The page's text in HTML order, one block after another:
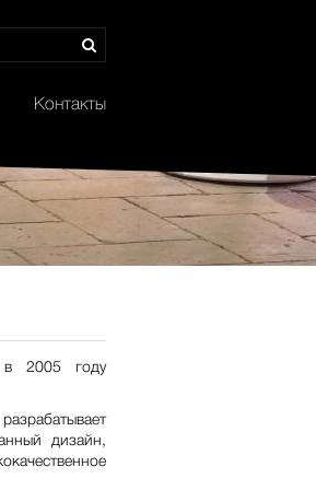
Контакты
2005 году
дизайн,